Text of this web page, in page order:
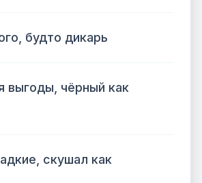
будто дикарь
выгоды, чёрный как
скушал как